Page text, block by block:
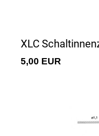
XLC
5,00 EUR